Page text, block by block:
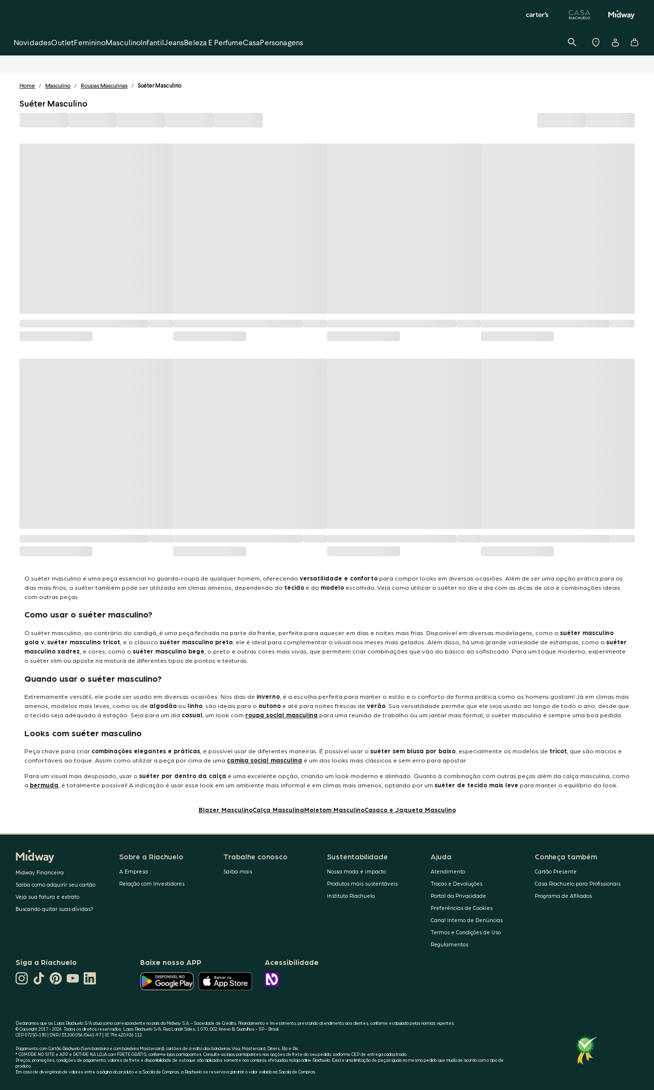
NovidadesOutletFemininoMasculinoInfantilJeansBeleza E PerfumeCasaPersonagens
Home / Masculino / Roupas Masculinas / Suéter Masculino
Suéter Masculino
O suéter masculino é uma peça essencial no guarda-roupa de qualquer homem, oferecendo versatilidade e conforto para compor looks em diversas ocasiões. Além de ser uma opção prática para os
dias mais frios, o suéter também pode ser utilizado em climas amenos, dependendo do tecido e do modelo escolhido. Veja como utilizar o suéter no dia a dia com as dicas de uso e combinações ideais
com outras peças:
Como usar o suéter masculino?
O suéter masculino, ao contrário do cardigã, é uma peça fechada na parte da frente, perfeita para aquecer em dias e noites mais frias. Disponível em diversas modelagens, como o suéter masculino
gola v suéter masculino tricot , e o clássico suéter masculino preto , ele é ideal para complementar o visual nos meses mais gelados. Além disso, há uma grande variedade de estampas, como o suéter
masculino xadrez , e cores, como o suéter masculino bege , o preto e outras cores mais vivas, que permitem criar combinações que vão do básico ao sofisticado. Para um toque moderno, experimente
o suéter slim ou aposte na mistura de diferentes tipos de pontos e texturas.
Quando usar o suéter masculino?
Extremamente versátil, ele pode ser usado em diversas ocasiões. Nos dias de inverno , é a escolha perfeita para manter o estilo e o conforto de forma prática como os homens gostam! Já em climas mais
amenos, modelos mais leves, como os de algodão ou linho , são ideais para o outono e até para noites frescas de verão . Sua versatilidade permite que ele seja usado ao longo de todo o ano, desde que
o tecido seja adequado à estação. Seja para um dia casual , um look com roupa social masculina para uma reunião de trabalho ou um jantar mais formal, o suéter masculino é sempre uma boa pedida.
Looks com suéter masculino
Peça chave para criar combinações elegantes e práticas , é possível usar de diferentes maneiras. É possível usar o suéter sem blusa por baixo , especialmente os modelos de tricot , que são macios e
confortáveis ao toque. Assim como utilizar a peça por cima de uma camisa social masculina é um dos looks mais clássicos e sem erro para apostar.
Para um visual mais despojado, usar o suéter por dentro da calça é uma excelente opção, criando um look moderno e alinhado. Quanto à combinação com outras peças além da calça masculina, como
a bermuda , é totalmente possível! A indicação é usar esse look em um ambiente mais informal e em climas mais amenos, optando por um suéter de tecido mais leve para manter o equilíbrio do look.
Blazer MasculinoCalça MasculinaMoletom MasculinoCasaco e Jaqueta Masculino
Midway Financeira
Saiba como adquirir seu cartão
Veja sua fatura e extrato
Buscando quitar suas dívidas?
Sobre a Riachuelo
A Empresa
Relação com Investidores
Trabalhe conosco
Saiba mais
Sustentabilidade
Nossa moda é impacto
Produtos mais sustentáveis
Instituto Riachuelo
Ajuda
Atendimento
Trocas e Devoluções
Portal da Privacidade
Preferências de Cookies
Canal Interno de Denúncias
Termos e Condições de Uso
Regulamentos
Conheça também
Cartão Presente
Casa Riachuelo para Profissionais
Programa de Afiliados
Siga a Riachuelo
TIKTOKPINTEREST
CANAL
DA LINKEDIN
Baixe nosso APP
O
APLICATIVO
DA
GOOGLE
PLAY
O
APLICATIVO
DA
APPLE
STORE
Acessibilidade
CONHEÇA
A
Declaramos que as Lojas Riachuelo S/A atua como correspondente no país da Midway S.A. - Sociedade de Crédito, Financiamento e Investimento, prestando atendimento aos clientes, conforme estipulado pelas normas vigentes.
© Copyright 2017 - 2026. Todos os direitos reservados. Lojas Riachuelo S/A. Rua Landri Sales, 1.070, G02 Anexo B, Guarulhos - SP - Brasil.
CEP 07250-130 | CNPJ 33.200.056/0441-97 | IE 796.420.926.112.
Pagamento com Cartão Riachuelo (Sem bandeira e com bandeira Mastercard), cartões de crédito das bandeiras Visa, Mastercard, Diners, Elo e Pix.
* COMPRE NO SITE e APP e RETIRE NA LOJA com FRETE GRÁTIS, conforme lojas participantes. Consulte as lojas participantes nas opções de frete do seu pedido, conforme CEP de entrega cadastrado.
Preços, promoções, condições de pagamento, valores de frete e disponibilidade de estoque são aplicados somente nas compras efetuadas na loja online Riachuelo. Existe uma limitação de peças iguais no mesmo pedido que muda de acordo com o tipo de
produto.
Em caso de divergência de valores entre a página do produto e a Sacola de Compras, a Riachuelo se reserva a garantir o valor exibido na Sacola de Compras.
SELO
RA1000